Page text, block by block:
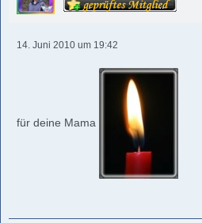
14. Juni 2010 um 19:42
für deine Mama